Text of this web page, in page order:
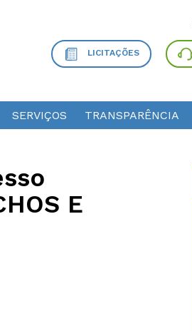
LICITAÇÕES
SERVIÇOS TRANSPARÊNCIA
E